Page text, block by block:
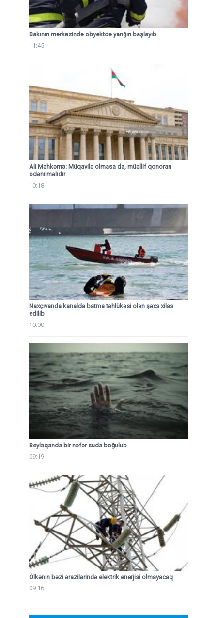
Bakının mərkəzində obyektdə yanğın başlayıb
11:45
Ali Məhkəmə: Müqavilə olmasa da, müəllif qonorarı
ödənilməlidir
10:18
Naxçıvanda kanalda batma təhlükəsi olan şəxs xilas
edilib
10:00
Beyləqanda bir nəfər suda boğulub
09:19
Ölkənin bəzi ərazilərində elektrik enerjisi olmayacaq
09:16